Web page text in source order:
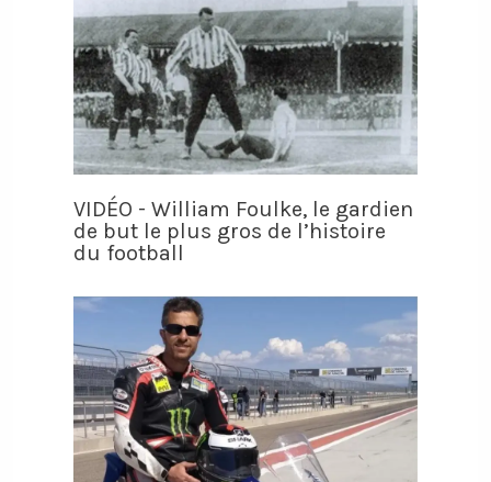
VIDÉO - William Foulke, le gardien
de but le plus gros de l’histoire
du football